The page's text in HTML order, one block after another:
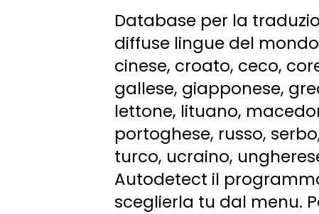
Database per la
diffuse lingue del
cinese, croato, ceco,
gallese, giapponese,
lettone, lituano,
portoghese, russo,
turco, ucraino,
Autodetect il
sceglierla tu dal menu.